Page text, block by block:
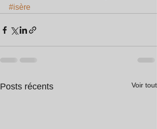
#isère
Posts récents Voir tout